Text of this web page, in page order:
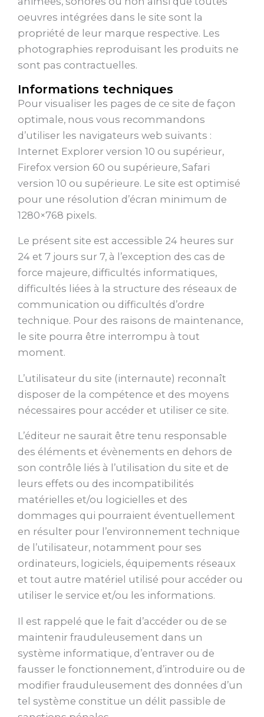
oeuvres intégrées dans le site sont la
propriété de leur marque respective. Les
photographies reproduisant les produits ne
sont pas contractuelles.
Informations techniques
Pour visualiser les pages de ce site de façon
optimale, nous vous recommandons
d’utiliser les navigateurs web suivants :
Internet Explorer version 10 ou supérieur,
Firefox version 60 ou supérieure, Safari
version 10 ou supérieure. Le site est optimisé
pour une résolution d’écran minimum de
1280×768 pixels.
Le présent site est accessible 24 heures sur
24 et 7 jours sur 7, à l’exception des cas de
force majeure, difficultés informatiques,
difficultés liées à la structure des réseaux de
communication ou difficultés d’ordre
technique. Pour des raisons de maintenance,
le site pourra être interrompu à tout
moment.
L’utilisateur du site (internaute) reconnaît
disposer de la compétence et des moyens
nécessaires pour accéder et utiliser ce site.
L’éditeur ne saurait être tenu responsable
des éléments et évènements en dehors de
son contrôle liés à l’utilisation du site et de
leurs effets ou des incompatibilités
matérielles et/ou logicielles et des
dommages qui pourraient éventuellement
en résulter pour l’environnement technique
de l’utilisateur, notamment pour ses
ordinateurs, logiciels, équipements réseaux
et tout autre matériel utilisé pour accéder ou
utiliser le service et/ou les informations.
Il est rappelé que le fait d’accéder ou de se
maintenir frauduleusement dans un
système informatique, d’entraver ou de
fausser le fonctionnement, d’introduire ou de
modifier frauduleusement des données d’un
tel système constitue un délit passible de